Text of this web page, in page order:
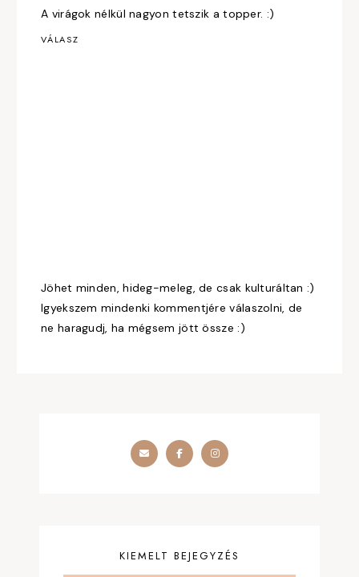
A virágok nélkül nagyon tetszik a topper. :)
VÁLASZ
Jöhet minden, hideg-meleg, de csak kulturáltan :)
Igyekszem mindenki kommentjére válaszolni, de
ne haragudj, ha mégsem jött össze :)
KIEMELT BEJEGYZÉS